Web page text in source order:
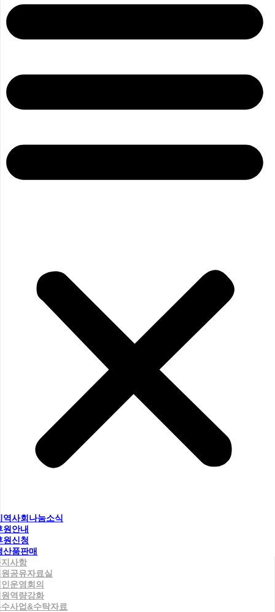
역사회나눔소식
원안내
원신청
산품판매
사항
공유자료실
운영회의
역량강화
사업&수탁자료